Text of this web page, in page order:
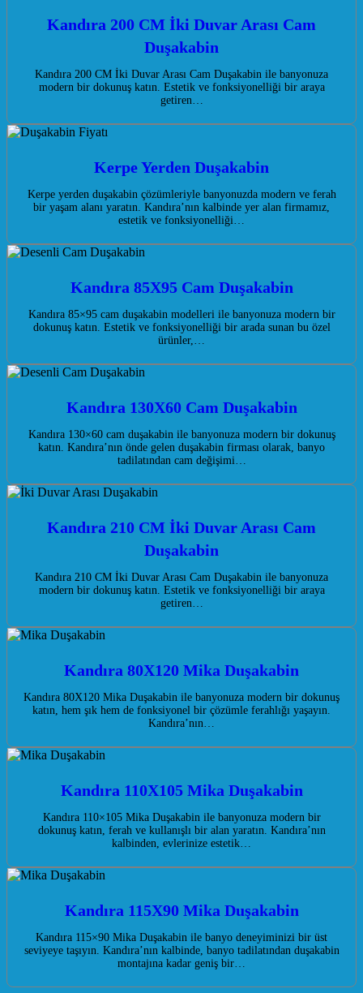
Kandıra 200 CM İki Duvar Arası Cam
Duşakabin
Kandıra 200 CM İki Duvar Arası Cam Duşakabin ile banyonuza
modern bir dokunuş katın. Estetik ve fonksiyonelliği bir araya
getiren…
Kerpe Yerden Duşakabin
Kerpe yerden duşakabin çözümleriyle banyonuzda modern ve ferah
bir yaşam alanı yaratın. Kandıra’nın kalbinde yer alan firmamız,
estetik ve fonksiyonelliği…
Kandıra 85X95 Cam Duşakabin
Kandıra 85×95 cam duşakabin modelleri ile banyonuza modern bir
dokunuş katın. Estetik ve fonksiyonelliği bir arada sunan bu özel
ürünler,…
Kandıra 130X60 Cam Duşakabin
Kandıra 130×60 cam duşakabin ile banyonuza modern bir dokunuş
katın. Kandıra’nın önde gelen duşakabin firması olarak, banyo
tadilatından cam değişimi…
Kandıra 210 CM İki Duvar Arası Cam
Duşakabin
Kandıra 210 CM İki Duvar Arası Cam Duşakabin ile banyonuza
modern bir dokunuş katın. Estetik ve fonksiyonelliği bir araya
getiren…
Kandıra 80X120 Mika Duşakabin
Kandıra 80X120 Mika Duşakabin ile banyonuza modern bir dokunuş
katın, hem şık hem de fonksiyonel bir çözümle ferahlığı yaşayın.
Kandıra’nın…
Kandıra 110X105 Mika Duşakabin
Kandıra 110×105 Mika Duşakabin ile banyonuza modern bir
dokunuş katın, ferah ve kullanışlı bir alan yaratın. Kandıra’nın
kalbinden, evlerinize estetik…
Kandıra 115X90 Mika Duşakabin
Kandıra 115×90 Mika Duşakabin ile banyo deneyiminizi bir üst
seviyeye taşıyın. Kandıra’nın kalbinde, banyo tadilatından duşakabin
montajına kadar geniş bir…